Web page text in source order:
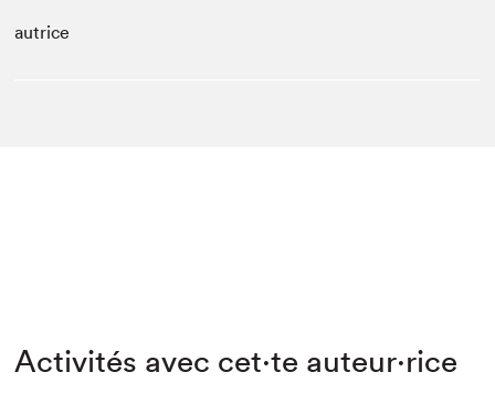
autrice
Activités avec cet·te auteur·rice